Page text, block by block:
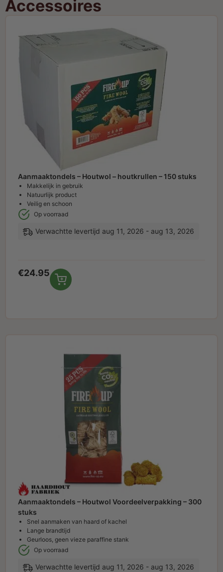
Accessoires
Aanmaaktondels – Houtwol – houtkrullen – 150 stuks
Makkelijk in gebruik
Natuurlijk product
Veilig en schoon
Op voorraad
Verwachtte levertijd aug 11, 2026 - aug 13, 2026
€24.95
Aanmaaktondels – Houtwol Voordeelverpakking – 300
stuks
Snel aanmaken van haard of kachel
Lange brandtijd
Geurloos, geen vieze paraffine stank
Op voorraad
Verwachtte levertijd aug 11, 2026 - aug 13, 2026